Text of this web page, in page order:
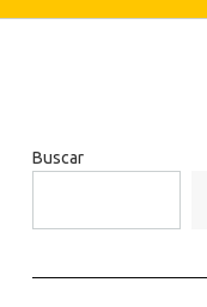
Buscar